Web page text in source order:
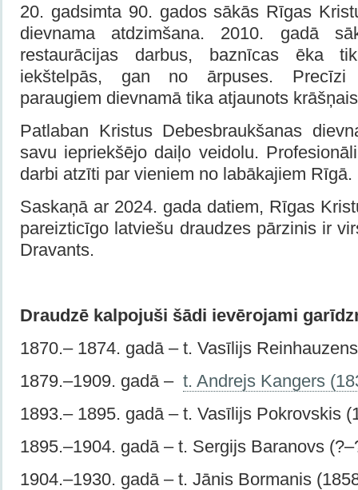
20. gadsimta 90. gados sākās Rīgas
dievnama atdzimšana. 2010. gadā
restaurācijas darbus, baznīcas ēka
iekštelpās, gan no ārpuses. Precīzi
paraugiem dievnamā tika atjaunots
Patlaban Kristus Debesbraukšanas
savu iepriekšējo daiļo veidolu.
darbi atzīti par vieniem no labākajiem Rīgā.
Saskaņā ar 2024. gada datiem, Rīgas
pareizticīgo latviešu draudzes pārzinis ir
Dravants.
Draudzē kalpojuši šādi ievērojami
1870.– 1874. gadā – t. Vasīlijs
1879.–1909. gadā – t. Andrejs Kangers
1893.– 1895. gadā – t. Vasīlijs Pokrovskis
1895.–1904. gadā – t. Sergijs Baranovs
1904.–1930. gadā – t. Jānis Bormanis